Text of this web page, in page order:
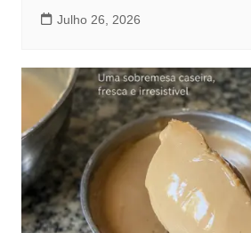
Julho 26, 2026